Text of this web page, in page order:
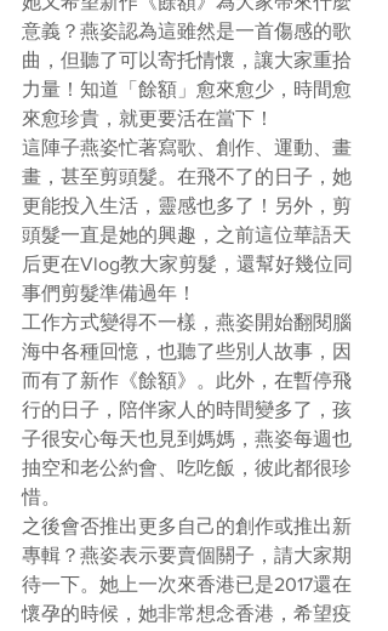
意義？燕姿認為這雖然是一首傷感的歌
曲，但聽了可以寄托情懷，讓大家重拾
力量！知道「餘額」愈來愈少，時間愈
來愈珍貴，就更要活在當下！
這陣子燕姿忙著寫歌、創作、運動、畫
畫，甚至剪頭髮。在飛不了的日子，她
更能投入生活，靈感也多了！另外，剪
頭髮一直是她的興趣，之前這位華語天
后更在Vlog教大家剪髮，還幫好幾位同
事們剪髮準備過年！
工作方式變得不一樣，燕姿開始翻閱腦
海中各種回憶，也聽了些別人故事，因
而有了新作《餘額》。此外，在暫停飛
行的日子，陪伴家人的時間變多了，孩
子很安心每天也見到媽媽，燕姿每週也
抽空和老公約會、吃吃飯，彼此都很珍
惜。
之後會否推出更多自己的創作或推出新
專輯？燕姿表示要賣個關子，請大家期
待一下。她上一次來香港已是2017還在
懷孕的時候，她非常想念香港，希望疫